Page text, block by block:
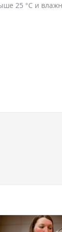
25 °С и